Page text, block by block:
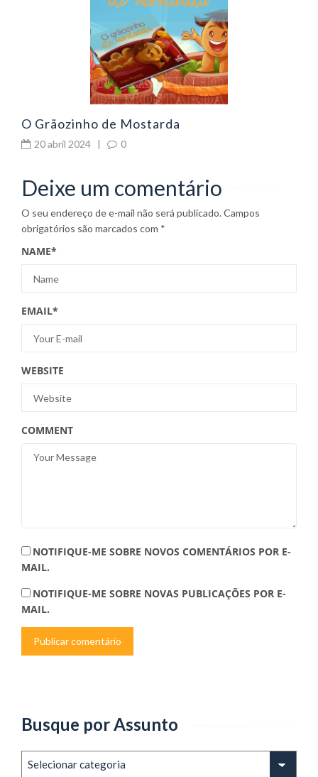
O Grãozinho de Mostarda
20 abril 2024 | 0
Deixe um comentário
O seu endereço de e-mail não será publicado.Campos
obrigatórios são marcados com *
NAME*
EMAIL*
WEBSITE
COMMENT
NOTIFIQUE-ME SOBRE NOVOS COMENTÁRIOS POR E-
MAIL.
NOTIFIQUE-ME SOBRE NOVAS PUBLICAÇÕES POR E-
MAIL.
Busque por Assunto